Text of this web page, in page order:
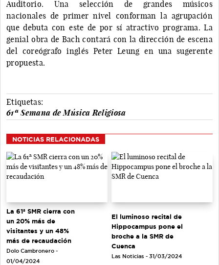
Auditorio. Una selección de grandes músicos
nacionales de primer nivel conforman la agrupación
que debuta con este de por sí atractivo programa. La
genial obra de Bach contará con la dirección de escena
del coreógrafo inglés Peter Leung en una sugerente
propuesta.
Etiquetas:
61ª Semana de Música Religiosa
NOTICIAS RELACIONADAS
La 61ª SMR cierra con
un 20% más de
visitantes y un 48%
más de recaudación
Dolo Cambronero -
01/04/2024
El luminoso recital de
Hippocampus pone el
broche a la SMR de
Cuenca
Las Noticias - 31/03/2024